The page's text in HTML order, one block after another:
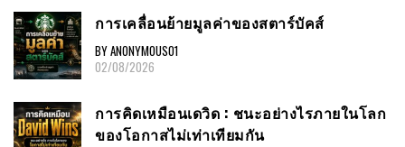
การเคลื่อนย้ายมูลค่าของสตาร์บัคส์
BY ANONYMOUS01
02/08/2026
การคิดเหมือนเดวิด : ชนะอย่างไรภายในโลก
ของโอกาสไม่เท่าเทียมกัน